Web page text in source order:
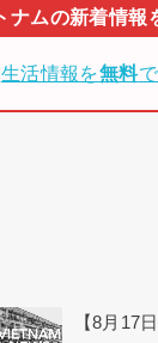
生活情報を無料
【8月17